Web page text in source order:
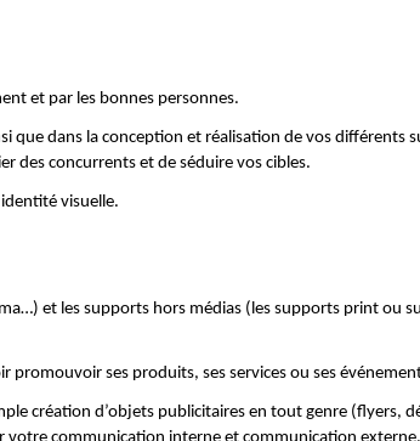
et par les bonnes personnes.
que dans la conception et réalisation de vos différents
des concurrents et de séduire vos cibles.
visuelle.
et les supports hors médias (les supports print ou
promouvoir ses produits, ses services ou ses
création d’objets publicitaires en tout genre (flyers,